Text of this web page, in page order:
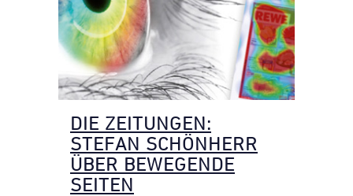
DIE ZEITUNGEN:
STEFAN SCHÖNHERR
ÜBER BEWEGENDE
SEITEN